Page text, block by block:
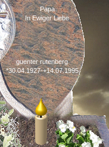
guenter rutenberg
*30.04.1927-+14.07.1995
Papa
In Ewiger Liebe